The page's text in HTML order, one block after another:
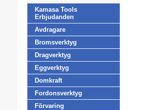
Kamasa Tools
Erbjudanden
Avdragare
Bromsverktyg
Dragverktyg
Eggverktyg
Domkraft
Fordonsverktyg
Förvaring